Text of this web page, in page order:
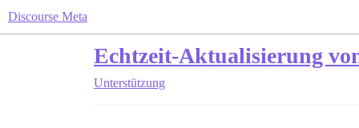
Discourse Meta
Echtzeit-Aktualisierung
Unterstützung